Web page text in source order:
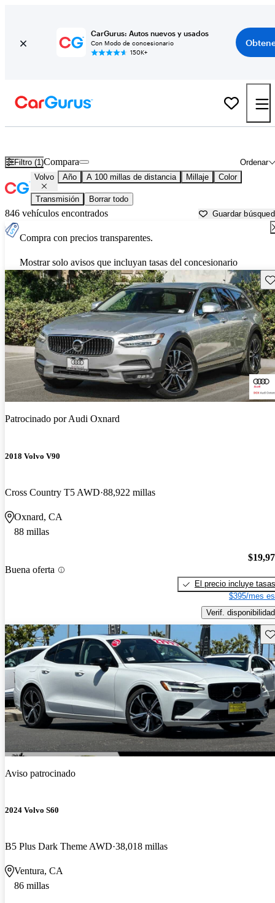
CarGurus: Autos nuevos y usados
Con Modo de concesionario
150K+
Filtro (1) Ordenar
Compara
Volvo Año A 100 millas de distancia Millaje Color
Transmisión Borrar todo
846 vehículos encontrados Guardar
Compra con precios transparentes.
Mostrar solo avisos que incluyan tasas del concesionario
Patrocinado porAudi Oxnard
2018 Volvo V90
Cross Country T5 AWD 88,922 millas
Oxnard, CA
88 millas
Buena oferta
El precio incluye tasas
$395/mes
Verif. disponibilidad
Aviso patrocinado
2024 Volvo S60
B5 Plus Dark Theme AWD 38,018 millas
Ventura, CA
86 millas